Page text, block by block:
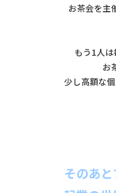
お茶会を主
もう1人は
お
少し高額な
そのあ